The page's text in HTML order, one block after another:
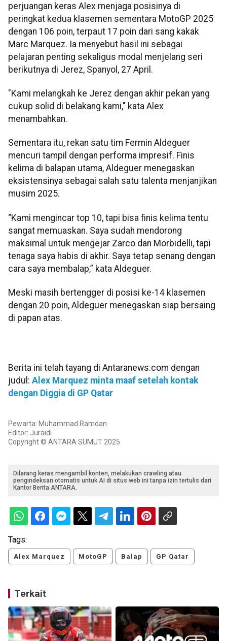
perjuangan keras Alex menjaga posisinya di
peringkat kedua klasemen sementara MotoGP 2025
dengan 106 poin, terpaut 17 poin dari sang kakak
Marc Marquez. Ia menyebut hasil ini sebagai
pelajaran penting sekaligus modal menjelang seri
berikutnya di Jerez, Spanyol, 27 April.
"Kami melangkah ke Jerez dengan akhir pekan yang
cukup solid di belakang kami," kata Alex
menambahkan.
Sementara itu, rekan satu tim Fermin Aldeguer
mencuri tampil dengan performa impresif. Finis
kelima di balapan utama, Aldeguer menegaskan
eksistensinya sebagai salah satu talenta menjanjikan
musim 2025.
“Kami mengincar top 10, tapi bisa finis kelima tentu
sangat memuaskan. Saya sudah mendorong
maksimal untuk mengejar Zarco dan Morbidelli, tapi
tenaga saya habis di akhir. Saya tetap senang dengan
cara saya membalap,” kata Aldeguer.
Meski masih bertengger di posisi ke-14 klasemen
dengan 20 poin, Aldeguer menegaskan siap bersaing
di papan atas.
Berita ini telah tayang di Antaranews.com dengan
judul: Alex Marquez minta maaf setelah kontak
dengan Diggia di GP Qatar
Pewarta: Muhammad Ramdan
Editor: Juraidi
Copyright © ANTARA SUMUT 2025
Dilarang keras mengambil konten, melakukan crawling atau
pengindeksan otomatis untuk AI di situs web ini tanpa izin tertulis dari
Kantor Berita ANTARA.
Tags:
Alex Marquez MotoGP Balap GP Qatar
Terkait